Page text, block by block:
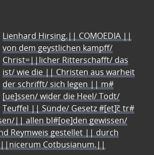
Lienhard Hirsing.|| COMOEDIA ||
von dem geystlichen kampff/
Christ=||licher Ritterschafft/ das
ist/ wie die || Christen aus warheit
der schrifft/ sich legen || m#
[ue]ssen/ wider die Heel/ Todt/
Teuffel || Sünde/ Gesetz #[et]c̃ tr#
|| allen bl#[oe]den gewissen/
Reymweis gestellet || durch
Cotbusianum.||